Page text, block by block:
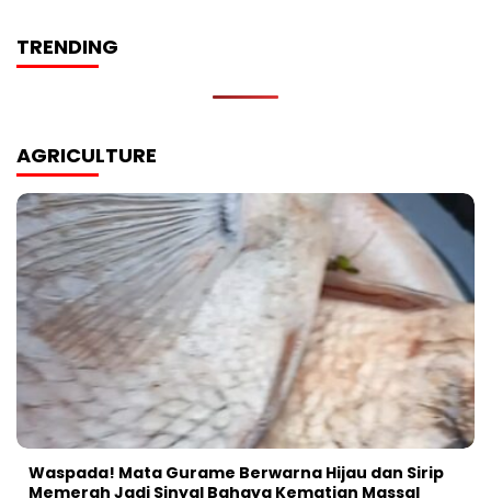
TRENDING
AGRICULTURE
Waspada! Mata Gurame Berwarna Hijau dan Sirip
Memerah Jadi Sinyal Bahaya Kematian Massal